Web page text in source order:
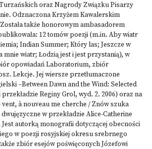
Turzańskich oraz Nagrody Związku Pisarzy
Odznaczona Krzyżem Kawalerskim
także honorowym ambasadorem
12 tomów poezji (m.in. Aby wiatr
Indian Summer; Który las; Jeszcze w
mnie wiatr; Łodzią jest i jest przystanią), w
opowiadań Laboratorium, zbiór
Lekcje. Jej wiersze przetłumaczone
–Between Dawn and the Wind: Selected
Reginy Grol, wyd. 2. 2006) oraz na
à nouveau me cherche / Znów szuka
w przekładzie Alice-Catherine
Jest autorką monografii dotyczącej obecności
w poezji rosyjskiej okresu srebrnego
zbiór esejów poświęconych Józefowi